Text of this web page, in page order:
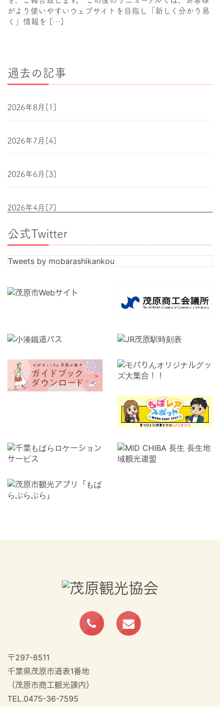
がより使いやすいウェブサイトを目指し「新しく分かり易
く」情報を […]
過去の記事
2026年8月[1]
2026年7月[4]
2026年6月[3]
2026年4月[7]
2026年3月[4]
2025年12月[8]
2025年11月[11]
2025年9月[2]
2025年2月[1]
公式Twitter
Tweets by mobarashikankou
〒297-8511
千葉県茂原市道表1番地
（茂原市商工観光課内）
TEL.0475-36-7595